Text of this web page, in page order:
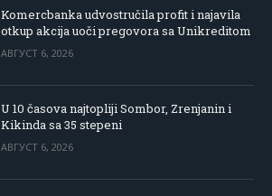
Komercbanka udvostručila profit i najavila
otkup akcija uoči pregovora sa Unikreditom
АВГУСТ 6, 2026
U 10 časova najtopliji Sombor, Zrenjanin i
Kikinda sa 35 stepeni
АВГУСТ 6, 2026